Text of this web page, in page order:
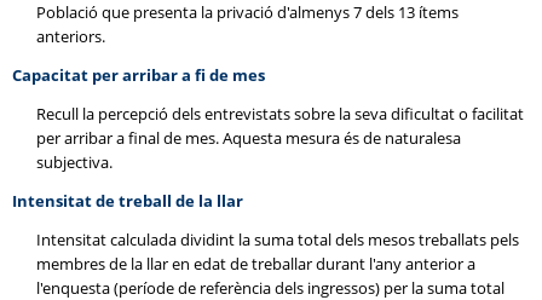
Població que presenta la privació d'almenys 7 dels 13 ítems
anteriors.
Capacitat per arribar a fi de mes
Recull la percepció dels entrevistats sobre la seva dificultat o facilitat
per arribar a final de mes. Aquesta mesura és de naturalesa
subjectiva.
Intensitat de treball de la llar
Intensitat calculada dividint la suma total dels mesos treballats pels
membres de la llar en edat de treballar durant l'any anterior a
l'enquesta (període de referència dels ingressos) per la suma total